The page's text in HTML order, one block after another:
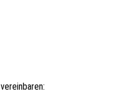
vereinbaren: